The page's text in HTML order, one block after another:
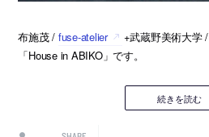
布施茂 / fuse-atelier +武蔵野美術大学 /
「House in ABIKO」です。
続きを読む